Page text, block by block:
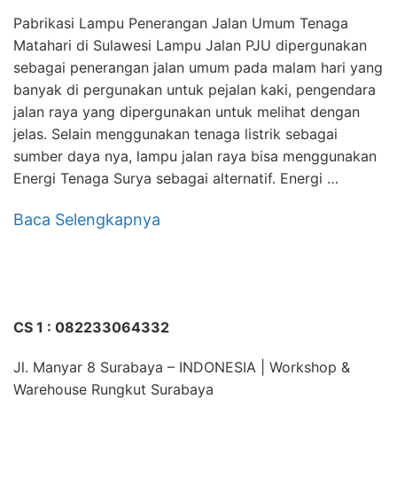
Pabrikasi Lampu Penerangan Jalan Umum Tenaga
Matahari di Sulawesi Lampu Jalan PJU dipergunakan
sebagai penerangan jalan umum pada malam hari yang
banyak di pergunakan untuk pejalan kaki, pengendara
jalan raya yang dipergunakan untuk melihat dengan
jelas. Selain menggunakan tenaga listrik sebagai
sumber daya nya, lampu jalan raya bisa menggunakan
Energi Tenaga Surya sebagai alternatif. Energi …
Baca Selengkapnya
CS 1 : 082233064332
Jl. Manyar 8 Surabaya – INDONESIA | Workshop &
Warehouse Rungkut Surabaya